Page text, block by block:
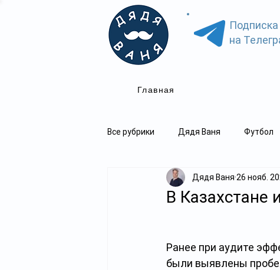
Подписка
на
Главная
Все рубрики Дядя Ваня Футбол
В Казахстане
Дядя Ваня 26 нояб.
Ранее при аудите
были выявлены